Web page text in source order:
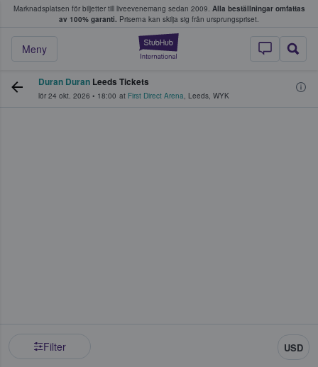
Marknadsplatsen för biljetter till liveevenemang sedan 2009. Alla beställningar omfattas
av 100% garanti. Priserna kan skilja sig från ursprungspriset.
StubHub – där
Meny
köper och säljer biljetter.
Duran Duran Leeds Tickets
lör 24 okt. 2026 • 18:00 at First Direct Arena, Leeds, WYK
Filter USD